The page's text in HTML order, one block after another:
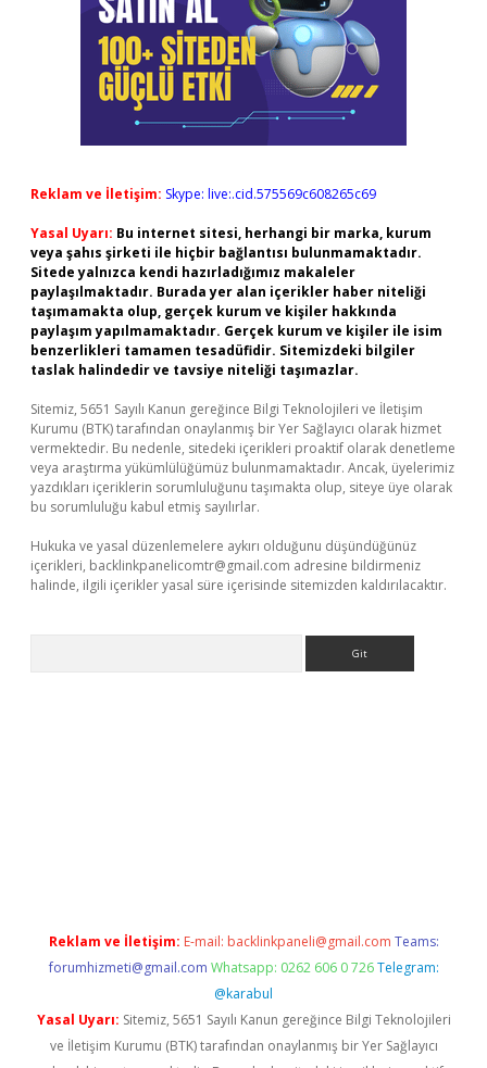
Reklam ve İletişim: Skype: live:.cid.575569c608265c69
Yasal Uyarı: Bu internet sitesi, herhangi bir marka, kurum
veya şahıs şirketi ile hiçbir bağlantısı bulunmamaktadır.
Sitede yalnızca kendi hazırladığımız makaleler
paylaşılmaktadır. Burada yer alan içerikler haber niteliği
taşımamakta olup, gerçek kurum ve kişiler hakkında
paylaşım yapılmamaktadır. Gerçek kurum ve kişiler ile isim
benzerlikleri tamamen tesadüfidir. Sitemizdeki bilgiler
taslak halindedir ve tavsiye niteliği taşımazlar.
Sitemiz, 5651 Sayılı Kanun gereğince Bilgi Teknolojileri ve İletişim
Kurumu (BTK) tarafından onaylanmış bir Yer Sağlayıcı olarak hizmet
vermektedir. Bu nedenle, sitedeki içerikleri proaktif olarak denetleme
veya araştırma yükümlülüğümüz bulunmamaktadır. Ancak, üyelerimiz
yazdıkları içeriklerin sorumluluğunu taşımakta olup, siteye üye olarak
bu sorumluluğu kabul etmiş sayılırlar.
Hukuka ve yasal düzenlemelere aykırı olduğunu düşündüğünüz
içerikleri, backlinkpanelicomtr@gmail.com adresine bildirmeniz
halinde, ilgili içerikler yasal süre içerisinde sitemizden kaldırılacaktır.
Reklam ve İletişim: E-mail: backlinkpaneli@gmail.com Teams:
forumhizmeti@gmail.com Whatsapp: 0262 606 0 726 Telegram:
@karabul
Yasal Uyarı: Sitemiz, 5651 Sayılı Kanun gereğince Bilgi Teknolojileri
ve İletişim Kurumu (BTK) tarafından onaylanmış bir Yer Sağlayıcı